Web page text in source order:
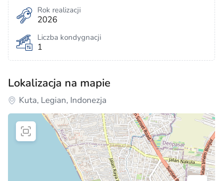
Rok realizacji
2026
Liczba kondygnacji
1
Lokalizacja na mapie
Kuta, Legian, Indonezja